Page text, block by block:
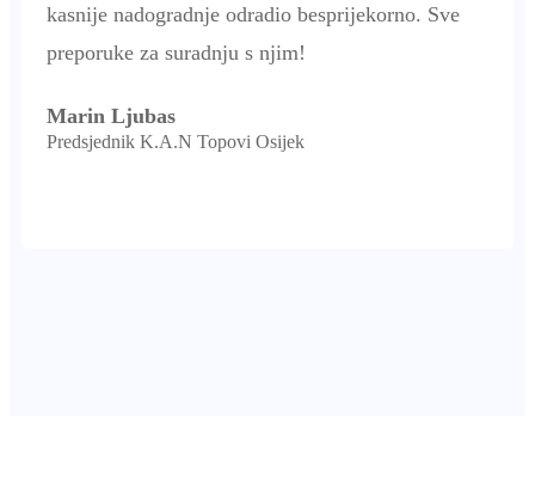
kasnije nadogradnje odradio besprijekorno. Sve
preporuke za suradnju s njim!
Marin Ljubas
Predsjednik K.A.N Topovi Osijek